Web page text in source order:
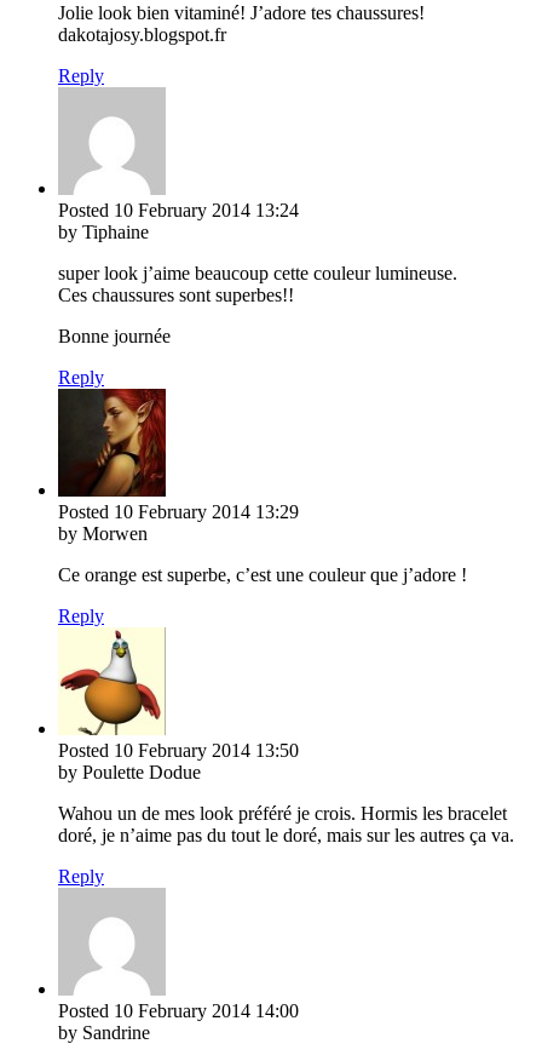
Jolie look bien vitaminé! J’adore tes chaussures!
dakotajosy.blogspot.fr
Reply
Posted 10 February 2014 13:24
by Tiphaine
super look j’aime beaucoup cette couleur lumineuse.
Ces chaussures sont superbes!!
Bonne journée
Reply
Posted 10 February 2014 13:29
by Morwen
Ce orange est superbe, c’est une couleur que j’adore !
Reply
Posted 10 February 2014 13:50
by Poulette Dodue
Wahou un de mes look préféré je crois. Hormis les bracelet
doré, je n’aime pas du tout le doré, mais sur les autres ça va.
Reply
Posted 10 February 2014 14:00
by Sandrine